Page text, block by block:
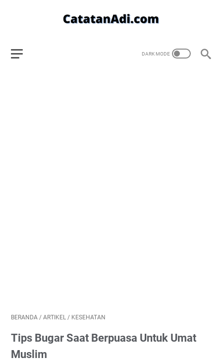
BERANDA / ARTIKEL / KESEHATAN
Tips Bugar Saat Berpuasa Untuk Umat
Muslim